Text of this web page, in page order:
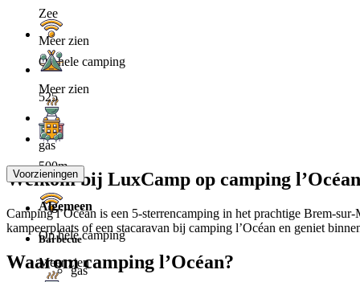
Op hele camping
Meer zien
gas
Welkom bij LuxCamp op camping
Camping l’Océan is een 5-sterrencamping in het prachtige Brem-
kampeerplaats of een stacaravan bij camping l’Océan en geniet
Waarom camping l’Océan?
Zee
Meer zien
525
500m
Op hele camping
Meer zien
Voorzieningen
Algemeen
Barbecue
gas